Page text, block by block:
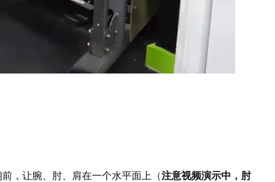
，让腕、肘、肩在一个水平面上（注意视频演示中，肘